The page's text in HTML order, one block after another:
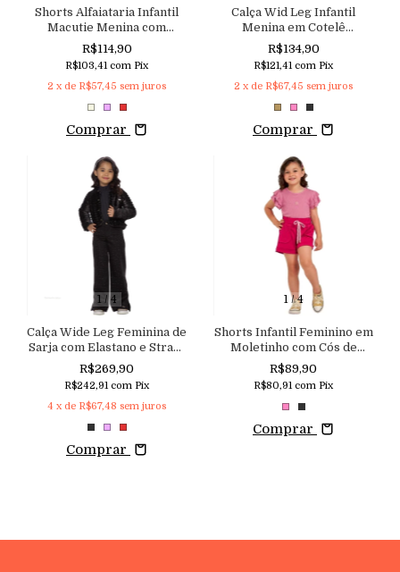
Shorts Alfaiataria Infantil
Macutie Menina com
Elastano
R$114,90
R$103,41 com Pix
2 x de R$57,45 sem juros
Comprar
Calça Wid Leg Infantil
Menina em Cotelê
Aconchego do Bebê
R$134,90
R$121,41 com Pix
2 x de R$67,45 sem juros
Comprar
1/4
Calça Wide Leg Feminina de
Sarja com Elastano e Strass
Macutie
R$269,90
R$242,91 com Pix
4 x de R$67,48 sem juros
Comprar
1/4
Shorts Infantil Feminino em
Moletinho com Cós de
Elástico e Aplicação de
Strass Macutie
R$89,90
R$80,91 com Pix
Comprar